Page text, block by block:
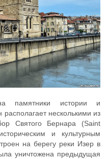
памятники истории и
несколькими из
Святого Бернара (Saint
и культурным
на берегу реки Изер в
уничтожена предыдущая